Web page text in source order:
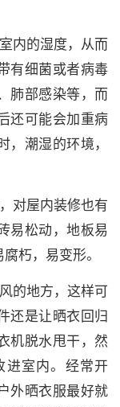
内的湿度，从而
有细菌或者病毒
肺部感染等，而
还可能会加重病
，潮湿的环境，
对屋内装修也有
易松动，地板易
朽，易变形。
的地方，这样可
还是让晒衣回归
机脱水甩干，然
进室内。经常开
外晒衣服最好就